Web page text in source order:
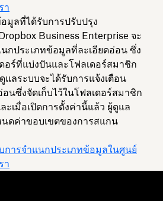
า
มูลที่ได้รับการปรับปรุง
Business Enterprise จะ
กประเภทข้อมูลที่ละเอียดอ่อน ซึ่ง
ดอร์ที่แบ่งปันและโฟลเดอร์สมาชิก
ลระบบจะได้รับการแจ้งเตือน
นซึ่งจัดเก็บไว้ในโฟลเดอร์สมาชิก
เมื่อเปิดการตั้งค่านี้แล้ว ผู้ดูแล
ดค่าขอบเขตของการสแกน
บการจำแนกประเภทข้อมูลในศูนย์
า